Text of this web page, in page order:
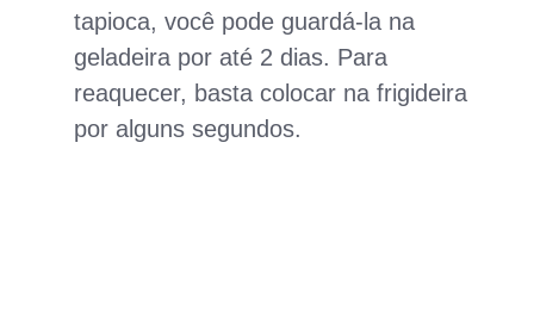
tapioca, você pode guardá-la na
geladeira por até 2 dias. Para
reaquecer, basta colocar na frigideira
por alguns segundos.